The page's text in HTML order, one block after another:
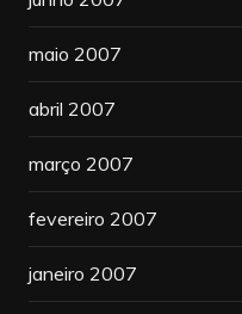
maio 2007
abril 2007
março 2007
fevereiro 2007
janeiro 2007